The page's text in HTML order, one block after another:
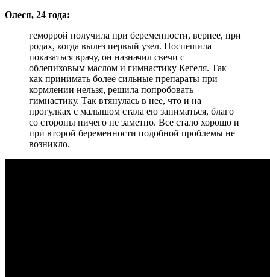
Олеся, 24 года:
геморрой получила при беременности, вернее, при
родах, когда вылез первый узел. Поспешила
показаться врачу, он назначил свечи с
облепиховым маслом и гимнастику Кегеля. Так
как принимать более сильные препараты при
кормлении нельзя, решила попробовать
гимнастику. Так втянулась в нее, что и на
прогулках с малышом стала ею заниматься, благо
со стороны ничего не заметно. Все стало хорошо и
при второй беременности подобной проблемы не
возникло.